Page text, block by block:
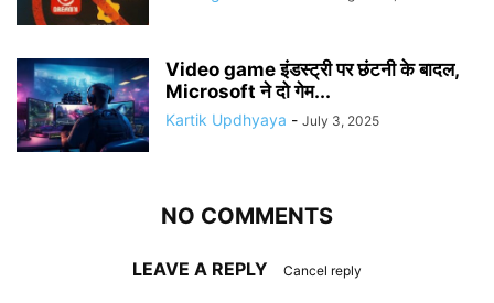
Video game इंडस्ट्री पर छंटनी के बादल,
Microsoft ने दो गेम...
Kartik Updhyaya - July 3, 2025
NO COMMENTS
LEAVE A REPLY Cancel reply